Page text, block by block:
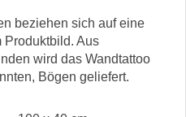
beziehen sich auf eine
Produktbild. Aus
wird das Wandtattoo
Bögen geliefert.